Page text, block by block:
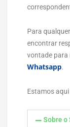
Para
encontrar
vontade para
Whatsapp.
Estamos
Sobre o